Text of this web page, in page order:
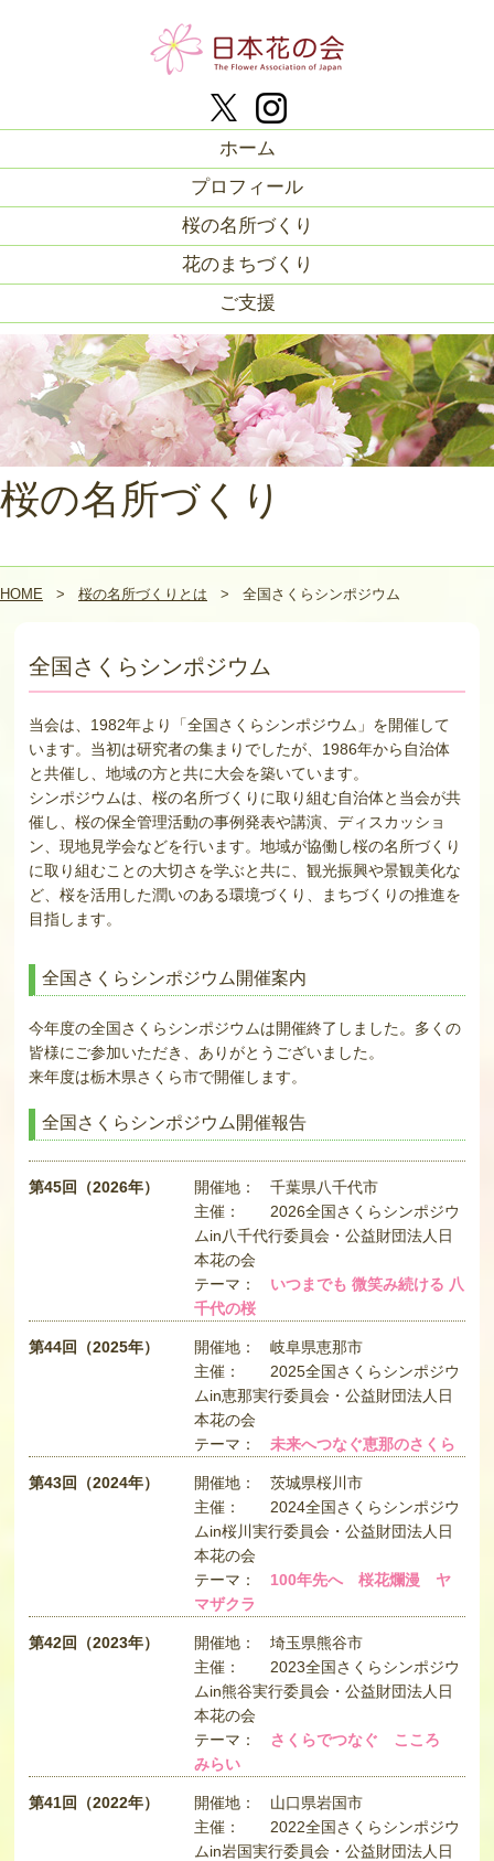
ホーム
プロフィール
桜の名所づくり
花のまちづくり
ご支援
桜の名所づくり
HOME > 桜の名所づくりとは > 全国さくらシンポジウム
全国さくらシンポジウム
当会は、1982年より「全国さくらシンポジウム」を開催して
います。当初は研究者の集まりでしたが、1986年から自治体
と共催し、地域の方と共に大会を築いています。
シンポジウムは、桜の名所づくりに取り組む自治体と当会が共
催し、桜の保全管理活動の事例発表や講演、ディスカッショ
ン、現地見学会などを行います。地域が協働し桜の名所づくり
に取り組むことの大切さを学ぶと共に、観光振興や景観美化な
ど、桜を活用した潤いのある環境づくり、まちづくりの推進を
目指します。
全国さくらシンポジウム開催案内
今年度の全国さくらシンポジウムは開催終了しました。多くの
皆様にご参加いただき、ありがとうございました。
来年度は栃木県さくら市で開催します。
全国さくらシンポジウム開催報告
第45回（2026年） 開催地：
千葉県八千代市
主催：
2026全国さくらシンポジウ
ムin八千代行委員会・公益財団法人日
本花の会
テーマ：
いつまでも 微笑み続ける 八
千代の桜
第44回（2025年） 開催地：
岐阜県恵那市
主催：
2025全国さくらシンポジウ
ムin恵那実行委員会・公益財団法人日
本花の会
テーマ：
未来へつなぐ恵那のさくら
第43回（2024年） 開催地：
茨城県桜川市
主催：
2024全国さくらシンポジウ
ムin桜川実行委員会・公益財団法人日
本花の会
テーマ：
100年先へ 桜花爛漫 ヤ
マザクラ
第42回（2023年） 開催地：
埼玉県熊谷市
主催：
2023全国さくらシンポジウ
ムin熊谷実行委員会・公益財団法人日
本花の会
テーマ：
さくらでつなぐ こころ
みらい
第41回（2022年） 開催地：
山口県岩国市
主催：
2022全国さくらシンポジウ
ムin岩国実行委員会・公益財団法人日